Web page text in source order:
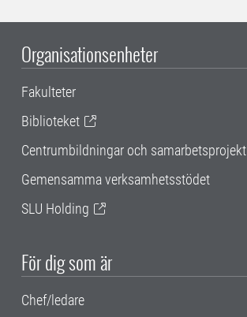
Organisationsenheter
Fakulteter
Biblioteket
Centrumbildningar och samarbetsprojekt
Gemensamma verksamhetsstödet
SLU Holding
För dig som är
Chef/ledare